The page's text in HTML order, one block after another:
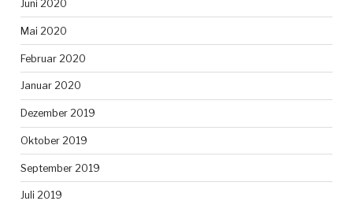
Juni 2020
Mai 2020
Februar 2020
Januar 2020
Dezember 2019
Oktober 2019
September 2019
Juli 2019